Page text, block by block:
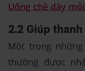
Uống chè dây
2.2 Giúp
Một trong
thường được